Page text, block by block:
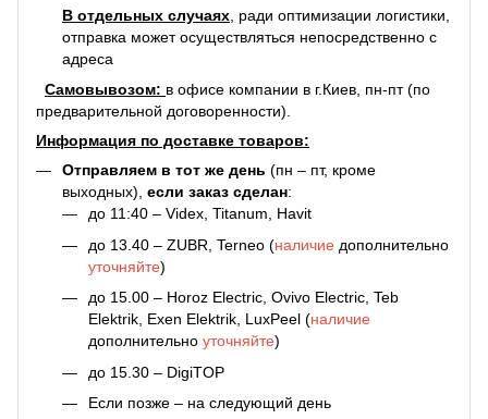
В отдельных случаях , ради оптимизации логистики,
отправка может осуществляться непосредственно с
адреса
Самовывозом: в офисе компании в г.Киев, пн-пт (по
предварительной договоренности).
Информация по доставке товаров:
Отправляем в тот же день (пн – пт, кроме
выходных), если заказ сделан:
до 11:40 – Videx, Titanum, Havit
до 13.40 – ZUBR, Terneo (наличие дополнительно
уточняйте)
до 15.00 – Horoz Electric, Ovivo Electric, Teb
Elektrik, Exen Elektrik, LuxPeel (наличие
дополнительно уточняйте)
до 15.30 – DigiTOP
Если позже – на следующий день